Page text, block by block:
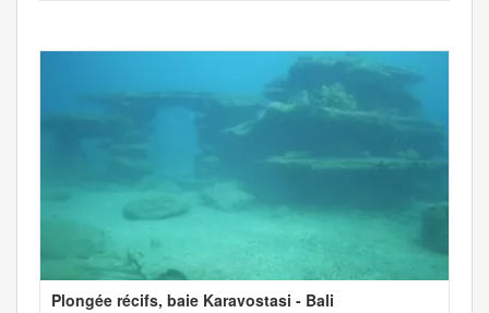
Plongée récifs, baie Karavostasi - Bali